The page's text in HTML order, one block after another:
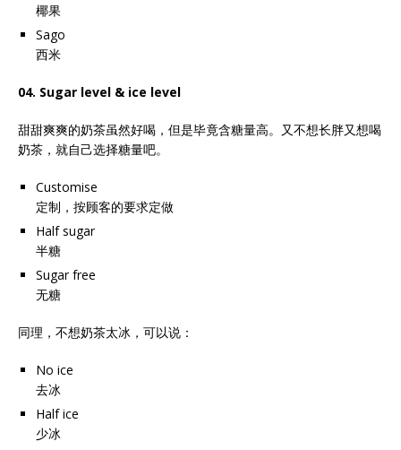
椰果
Sago
西米
04. Sugar level & ice level
甜甜爽爽的奶茶虽然好喝，但是毕竟含糖量高。又不想长胖又想喝
奶茶，就自己选择糖量吧。
Customise
定制，按顾客的要求定做
Half sugar
半糖
Sugar free
无糖
同理，不想奶茶太冰，可以说：
No ice
去冰
Half ice
少冰